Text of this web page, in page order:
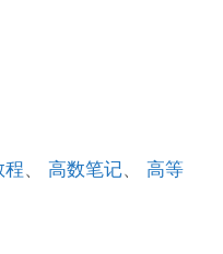
程、高数笔记、高等